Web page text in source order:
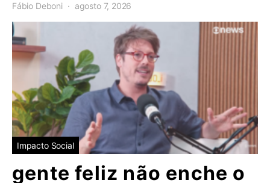
Fábio Deboni agosto 7, 2026
Impacto Social
gente feliz não enche o